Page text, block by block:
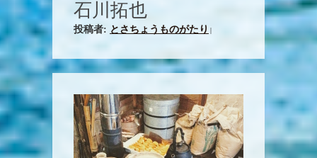
石川拓也
投稿者: とさちょうものがたり